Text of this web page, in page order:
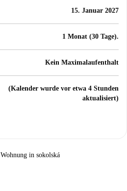
15. Januar 2027
1 Monat (30 Tage).
Kein Maximalaufenthalt
(Kalender wurde vor etwa 4 Stunden
aktualisiert)
Wohnung in sokolská